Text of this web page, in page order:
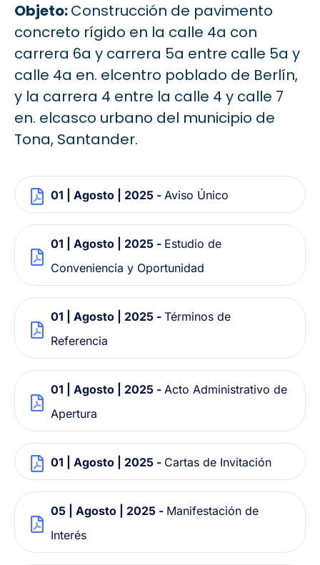
Objeto:Construcción de pavimento
concreto rígido en la calle 4a con
carrera 6a y carrera 5a entre calle 5a y
calle 4a en. elcentro poblado de Berlín,
y la carrera 4 entre la calle 4 y calle 7
en. elcasco urbano del municipio de
Tona, Santander.
01 | Agosto | 2025 - Aviso Único
01 | Agosto | 2025 - Estudio de
Conveniencia y Oportunidad
01 | Agosto | 2025 - Términos de
Referencia
01 | Agosto | 2025 - Acto Administrativo de
Apertura
01 | Agosto | 2025 - Cartas de Invitación
05 | Agosto | 2025 - Manifestación de
Interés